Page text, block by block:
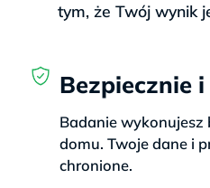
tym, że Twój wynik
Bezpiecznie
Badanie wykonujesz
domu. Twoje dane i
chronione.